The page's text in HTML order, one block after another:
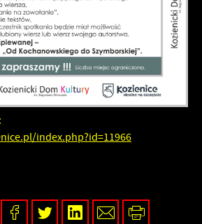
index.php?id=11966
partnerami oraz innych dostawców usług.
pośredników prezentujących nasze
ofert, komunikatów mediów